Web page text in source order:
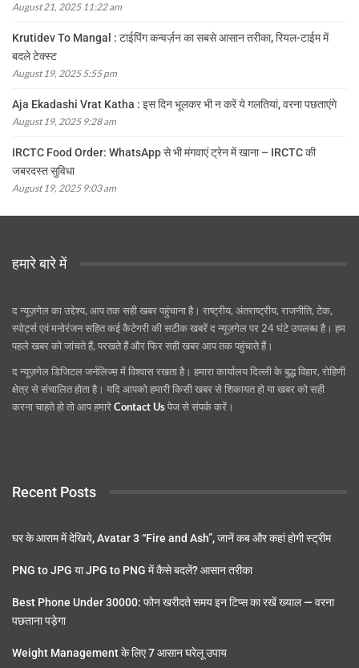
August 21, 2025 11:22 am
Krutidev To Mangal : टाईपिंग कन्वर्ज़न का सबसे आसान तरीका, रियल-टाईम में
बदले टेक्स्ट
August 19, 2025 5:55 pm
Aja Ekadashi Vrat Katha : इस दिन भूलकर भी न करें ये गलतियां, वरना पछताएंगे
August 19, 2025 9:28 am
IRCTC Food Order: WhatsApp से भी मंगवाएं ट्रेन में खाना – IRCTC की
जबरदस्त सुविधा
August 19, 2025 9:03 am
हमारे बारे में
द न्यूज़गेल का उद्देश्य, आप तक सही खबर पहुंचाना है। राष्ट्रीय, अंतराष्ट्रीय, राजनीति, टेक,
स्पोर्ट्स एवं मनोरंजन सहित कई कैटेगरी की सटीक खबरें द न्यूज़गेल पर 24 घंटे उपलब्ध है। हम
पहले खबर को जांचते हैं, परखते हैं और फिर सही खबर आप तक पहुंचाते हैं।
द न्यूज़गेल डिजिटल जर्नलिज्म़ में विश्वास रखता है। हमारा कार्यालय दिल्ली के बुद्ध विहार, रोहिणी
क्षेत्र से संचालित होता है। यदि आपको हमारी किसी खबर से शिकायत हो या खबर को सही
करना चाहते हो तो आप हमारेContact Usपेज से संपर्क करें।
Recent Posts
घर के आराम में देखिये, Avatar 3 “Fire and Ash”, जानें कब और कहां होगी स्ट्रीम
PNG to JPG या JPG to PNG में कैसे बदलें? आसान तरीका
Best Phone Under 30000: फोन खरीदते समय इन टिप्स का रखें ख्याल — वरना
पछताना पड़ेगा
Weight Management के लिए 7 आसान घरेलू उपाय